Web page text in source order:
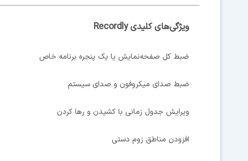
ویژگی‌های کلیدی Recordly
ضبط کل صفحه‌نمایش یا یک پنجره برنامه خاص
ضبط صدای میکروفون و صدای سیستم
ویرایش جدول زمانی با کشیدن و رها کردن
افزودن مناطق زوم دستی